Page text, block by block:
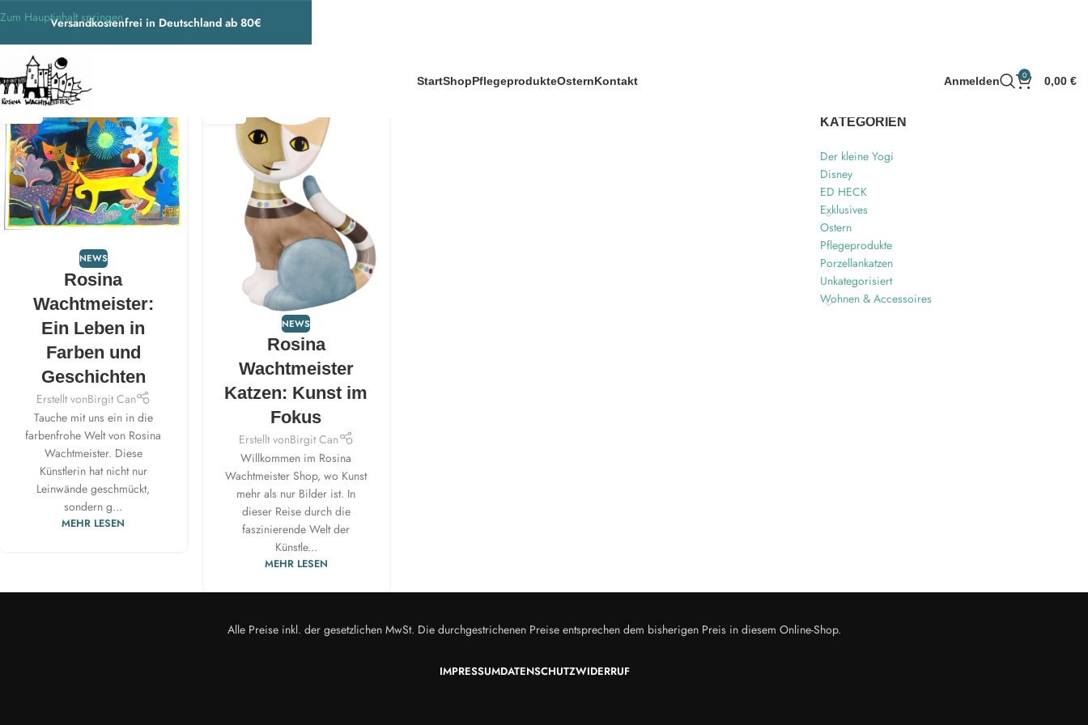
Versandkostenfrei in Deutschland ab 80€
Zum Hauptinhalt springen
StartShopPflegeprodukteOsternKontakt Anmelden 0 0,00 €
22
NEWS
Rosina
Wachtmeister:
Ein Leben in
Farben und
Geschichten
Erstellt vonBirgit Can
Tauche mit uns ein in die
farbenfrohe Welt von Rosina
Wachtmeister. Diese
Künstlerin hat nicht nur
Leinwände geschmückt,
sondern g...
MEHR LESEN
NEWS
Rosina
Wachtmeister
Katzen: Kunst im
Fokus
Erstellt vonBirgit Can
Willkommen im Rosina
Wachtmeister Shop, wo Kunst
mehr als nur Bilder ist. In
dieser Reise durch die
faszinierende Welt der
Künstle...
MEHR LESEN
KATEGORIEN
Der kleine Yogi
Disney
ED HECK
Exklusives
Ostern
Pflegeprodukte
Porzellankatzen
Unkategorisiert
Wohnen & Accessoires
Alle Preise inkl. der gesetzlichen MwSt. Die durchgestrichenen Preise entsprechen dem bisherigen Preis in diesem Online-Shop.
IMPRESSUMDATENSCHUTZWIDERRUF